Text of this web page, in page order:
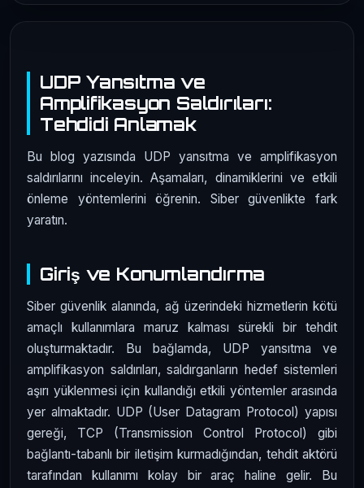
UDP Yansıtma ve
Amplifikasyon Saldırıları:
Tehdidi Anlamak
Bu blog yazısında UDP yansıtma ve amplifikasyon
saldırılarını inceleyin. Aşamaları, dinamiklerini ve etkili
önleme yöntemlerini öğrenin. Siber güvenlikte fark
yaratın.
Giriş ve Konumlandırma
Siber güvenlik alanında, ağ üzerindeki hizmetlerin kötü
amaçlı kullanımlara maruz kalması sürekli bir tehdit
oluşturmaktadır. Bu bağlamda, UDP yansıtma ve
amplifikasyon saldırıları, saldırganların hedef sistemleri
aşırı yüklenmesi için kullandığı etkili yöntemler arasında
yer almaktadır. UDP (User Datagram Protocol) yapısı
gereği, TCP (Transmission Control Protocol) gibi
bağlantı-tabanlı bir iletişim kurmadığından, tehdit aktörü
tarafından kullanımı kolay bir araç haline gelir. Bu